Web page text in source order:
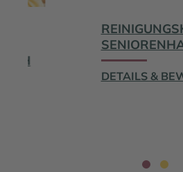
BZW.
FÜR
SIEGELBACH